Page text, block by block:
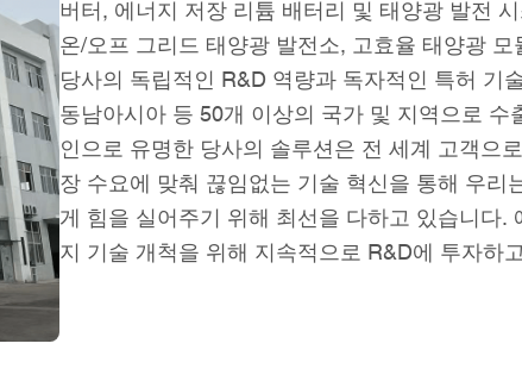
버터, 에너지 저장 리튬 배터리 및 태양광 발전
온/오프 그리드 태양광 발전소, 고효율 태양광
당사의 독립적인 R&D 역량과 독자적인 특허 기
동남아시아 등 50개 이상의 국가 및 지역으로
인으로 유명한 당사의 솔루션은 전 세계 고객으
장 수요에 맞춰 끊임없는 기술 혁신을 통해 우리
게 힘을 실어주기 위해 최선을 다하고 있습니다.
지 기술 개척을 위해 지속적으로 R&D에 투자하